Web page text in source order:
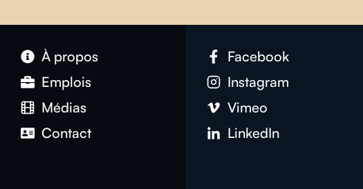
À propos
Emplois
Médias
Contact
Facebook
Instagram
Vimeo
LinkedIn